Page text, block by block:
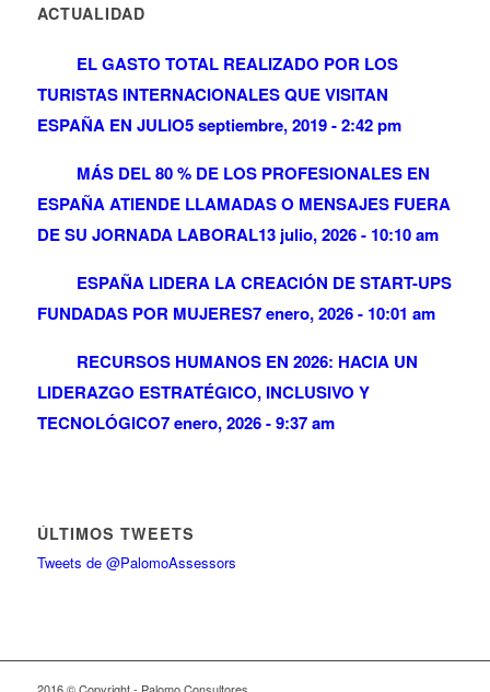
ACTUALIDAD
EL GASTO TOTAL REALIZADO POR LOS
TURISTAS INTERNACIONALES QUE VISITAN
ESPAÑA EN JULIO5 septiembre, 2019 - 2:42 pm
MÁS DEL 80 % DE LOS PROFESIONALES EN
ESPAÑA ATIENDE LLAMADAS O MENSAJES FUERA
DE SU JORNADA LABORAL13 julio, 2026 - 10:10 am
ESPAÑA LIDERA LA CREACIÓN DE START-UPS
FUNDADAS POR MUJERES7 enero, 2026 - 10:01 am
RECURSOS HUMANOS EN 2026: HACIA UN
LIDERAZGO ESTRATÉGICO, INCLUSIVO Y
TECNOLÓGICO7 enero, 2026 - 9:37 am
ÚLTIMOS TWEETS
Tweets de @PalomoAssessors
2016 © Copyright - Palomo Consultores